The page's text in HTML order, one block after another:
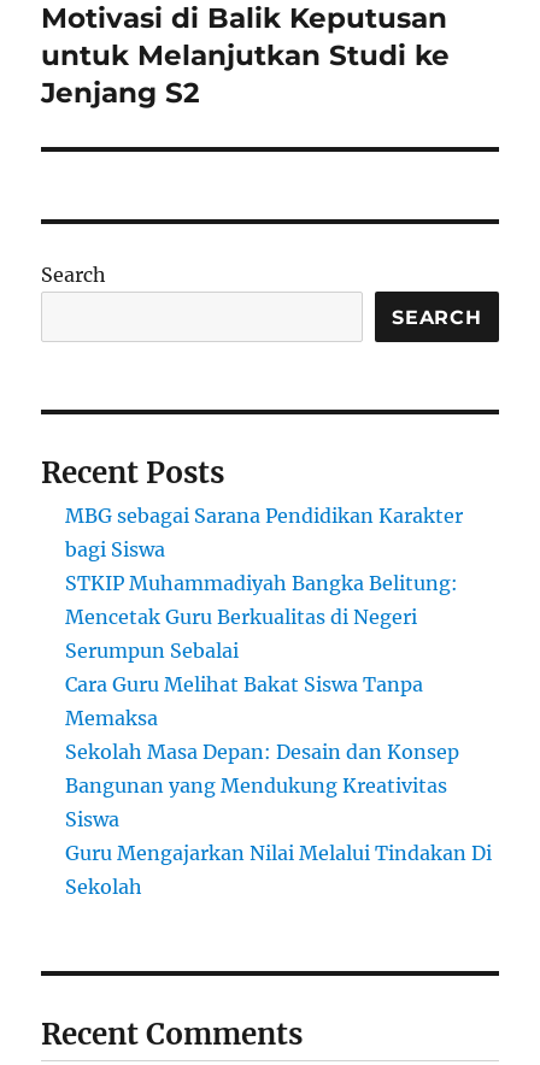
Next
post:
Motivasi di Balik Keputusan
untuk Melanjutkan Studi ke
Jenjang S2
Search
SEARCH
Recent Posts
MBG sebagai Sarana Pendidikan Karakter
bagi Siswa
STKIP Muhammadiyah Bangka Belitung:
Mencetak Guru Berkualitas di Negeri
Serumpun Sebalai
Cara Guru Melihat Bakat Siswa Tanpa
Memaksa
Sekolah Masa Depan: Desain dan Konsep
Bangunan yang Mendukung Kreativitas
Siswa
Guru Mengajarkan Nilai Melalui Tindakan Di
Sekolah
Recent Comments